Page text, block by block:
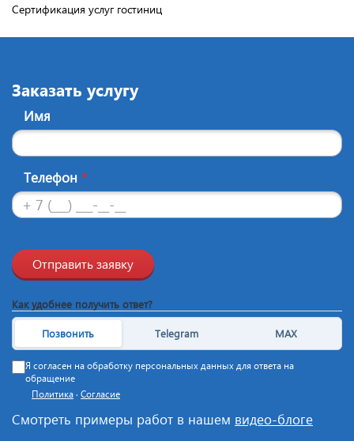
Сертификация услуг гостиниц
Заказать услугу
Имя
Телефон *
Отправить заявку
Как удобнее получить ответ?
Позвонить Telegram MAX
Я согласен на обработку персональных данных для ответа на
обращение
Политика · Согласие
Смотреть примеры работ в нашем видео-блоге